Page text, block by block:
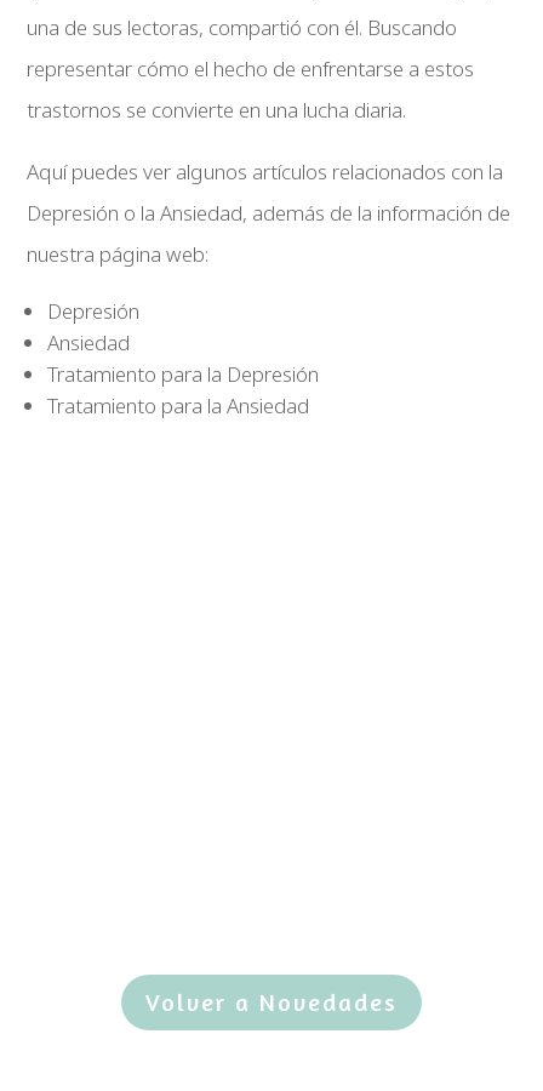
una de sus lectoras, compartió con él. Buscando
representar cómo el hecho de enfrentarse a estos
trastornos se convierte en una lucha diaria.
Aquí puedes ver algunos artículos relacionados con la
Depresión o la Ansiedad, además de la información de
nuestra página web:
Depresión
Ansiedad
Tratamiento para la Depresión
Tratamiento para la Ansiedad
Volver a Novedades